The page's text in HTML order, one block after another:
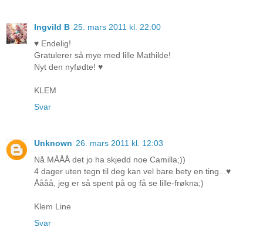
Ingvild B 25. mars 2011 kl. 22:00
♥ Endelig!
Gratulerer så mye med lille Mathilde!
Nyt den nyfødte! ♥
KLEM
Svar
Unknown 26. mars 2011 kl. 12:03
Nå MÅÅÅ det jo ha skjedd noe Camilla;))
4 dager uten tegn til deg kan vel bare bety en ting...♥
Åååå, jeg er så spent på og få se lille-frøkna;)
Klem Line
Svar